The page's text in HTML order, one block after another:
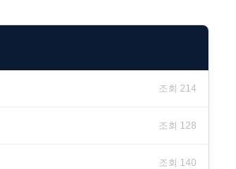
조회 214
조회 128
조회 140